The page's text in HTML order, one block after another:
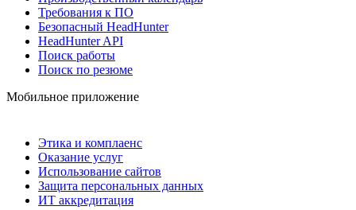
Требования к ПО
Безопасный HeadHunter
HeadHunter API
Поиск работы
Поиск по резюме
Мобильное приложение
Этика и комплаенс
Оказание услуг
Использование сайтов
Защита персональных данных
ИТ аккредитация